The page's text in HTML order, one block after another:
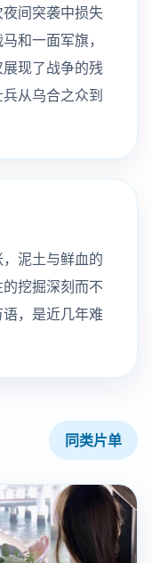
间突袭中损失
和一面军旗，
现了战争的残
从乌合之众到
泥土与鲜血的
挖掘深刻而不
，是近几年难
同类片单